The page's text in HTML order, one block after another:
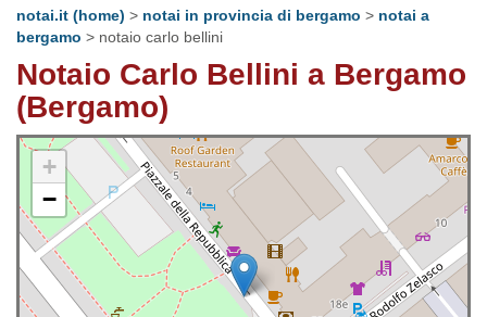
notai.it (home) > notai in provincia di bergamo > notai a
bergamo > notaio carlo bellini
Notaio Carlo Bellini a Bergamo
(Bergamo)
+
−